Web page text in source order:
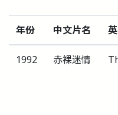
年份 中文片名
1992 赤裸迷情